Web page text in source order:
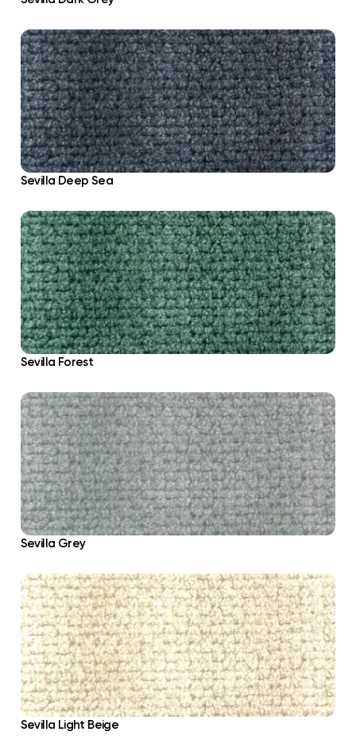
Sevilla Deep Sea
Sevilla Forest
Sevilla Grey
Sevilla Light Beige